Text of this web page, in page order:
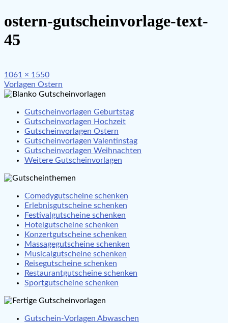
ostern-gutscheinvorlage-text-
45
Full
size
1061 × 1550
Beitragsnavigation
Vorlagen Ostern
Gutscheinvorlagen Geburtstag
Gutscheinvorlagen Hochzeit
Gutscheinvorlagen Ostern
Gutscheinvorlagen Valentinstag
Gutscheinvorlagen Weihnachten
Weitere Gutscheinvorlagen
Comedygutscheine schenken
Erlebnisgutscheine schenken
Festivalgutscheine schenken
Hotelgutscheine schenken
Konzertgutscheine schenken
Massagegutscheine schenken
Musicalgutscheine schenken
Reisegutscheine schenken
Restaurantgutscheine schenken
Sportgutscheine schenken
Gutschein-Vorlagen Abwaschen